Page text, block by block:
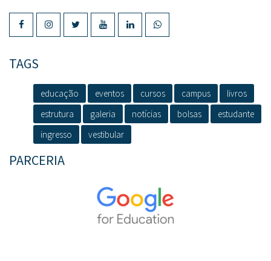
TAGS
educação eventos cursos campus
livros
estrutura
galeria notícias bolsas
estudante
ingresso
vestibular
PARCERIA